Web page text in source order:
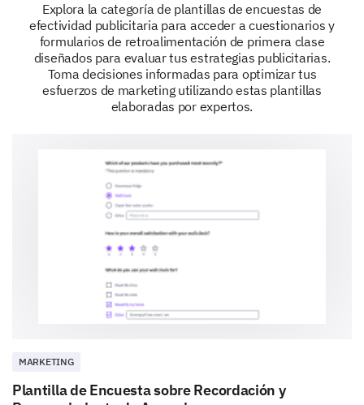
Explora la categoría de plantillas de encuestas de
efectividad publicitaria para acceder a cuestionarios y
formularios de retroalimentación de primera clase
diseñados para evaluar tus estrategias publicitarias.
Toma decisiones informadas para optimizar tus
esfuerzos de marketing utilizando estas plantillas
elaboradas por expertos.
MARKETING
Plantilla de Encuesta sobre Recordación y